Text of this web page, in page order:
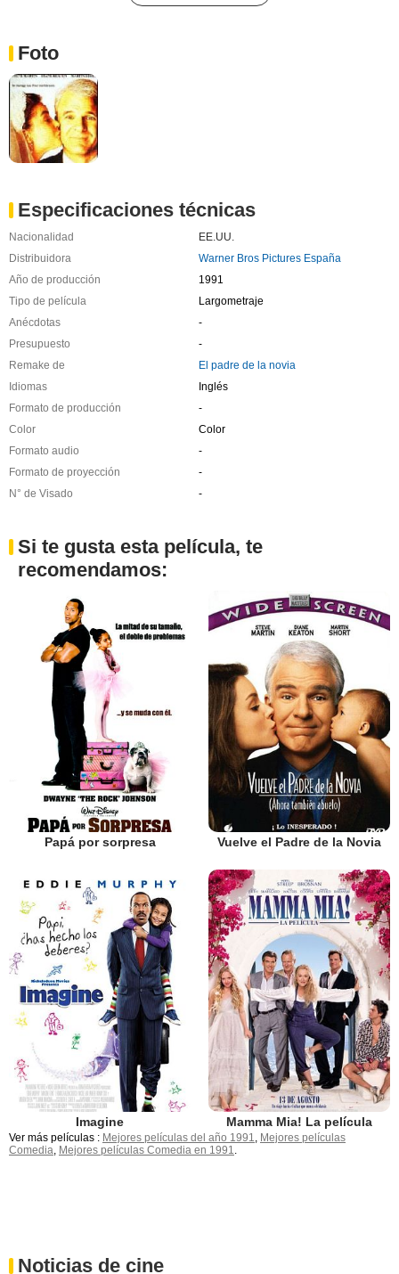
Foto
Especificaciones técnicas
Nacionalidad
EE.UU.
Distribuidora
Warner Bros Pictures España
Año de producción
1991
Tipo de película
Largometraje
Anécdotas
-
Presupuesto
-
Remake de
El padre de la novia
Idiomas
Inglés
Formato de producción
-
Color
Color
Formato audio
-
Formato de proyección
-
N° de Visado
-
Si te gusta esta película, te
recomendamos:
Papá por sorpresa Vuelve el Padre de la Novia
Imagine Mamma Mia! La película
Ver más películas : Mejores películas del año 1991, Mejores películas
Comedia, Mejores películas Comedia en 1991.
Noticias de cine